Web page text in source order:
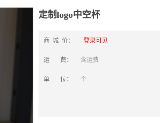
定制logo中空杯
商 城 价： 登录可见
运 费： 含运费
单 位： 个